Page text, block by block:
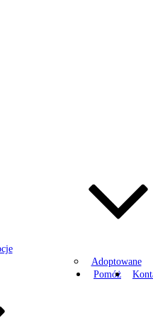
Adoptowane
Pomóż